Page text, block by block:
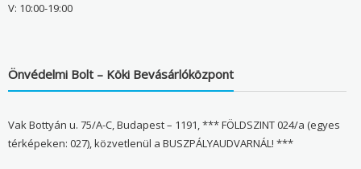
V: 10:00-19:00
Önvédelmi Bolt – Köki Bevásárlóközpont
Vak Bottyán u. 75/A-C, Budapest – 1191, *** FÖLDSZINT 024/a (egyes
térképeken: 027), közvetlenül a BUSZPÁLYAUDVARNÁL! ***